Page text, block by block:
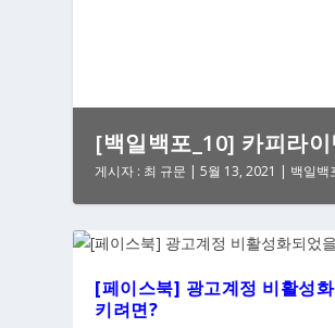
[백일백포_10] 카피라
게시자 : 최 규문 |5월 13, 2021 | 백일백
[페이스북] 광고계정 비활성
키려면?